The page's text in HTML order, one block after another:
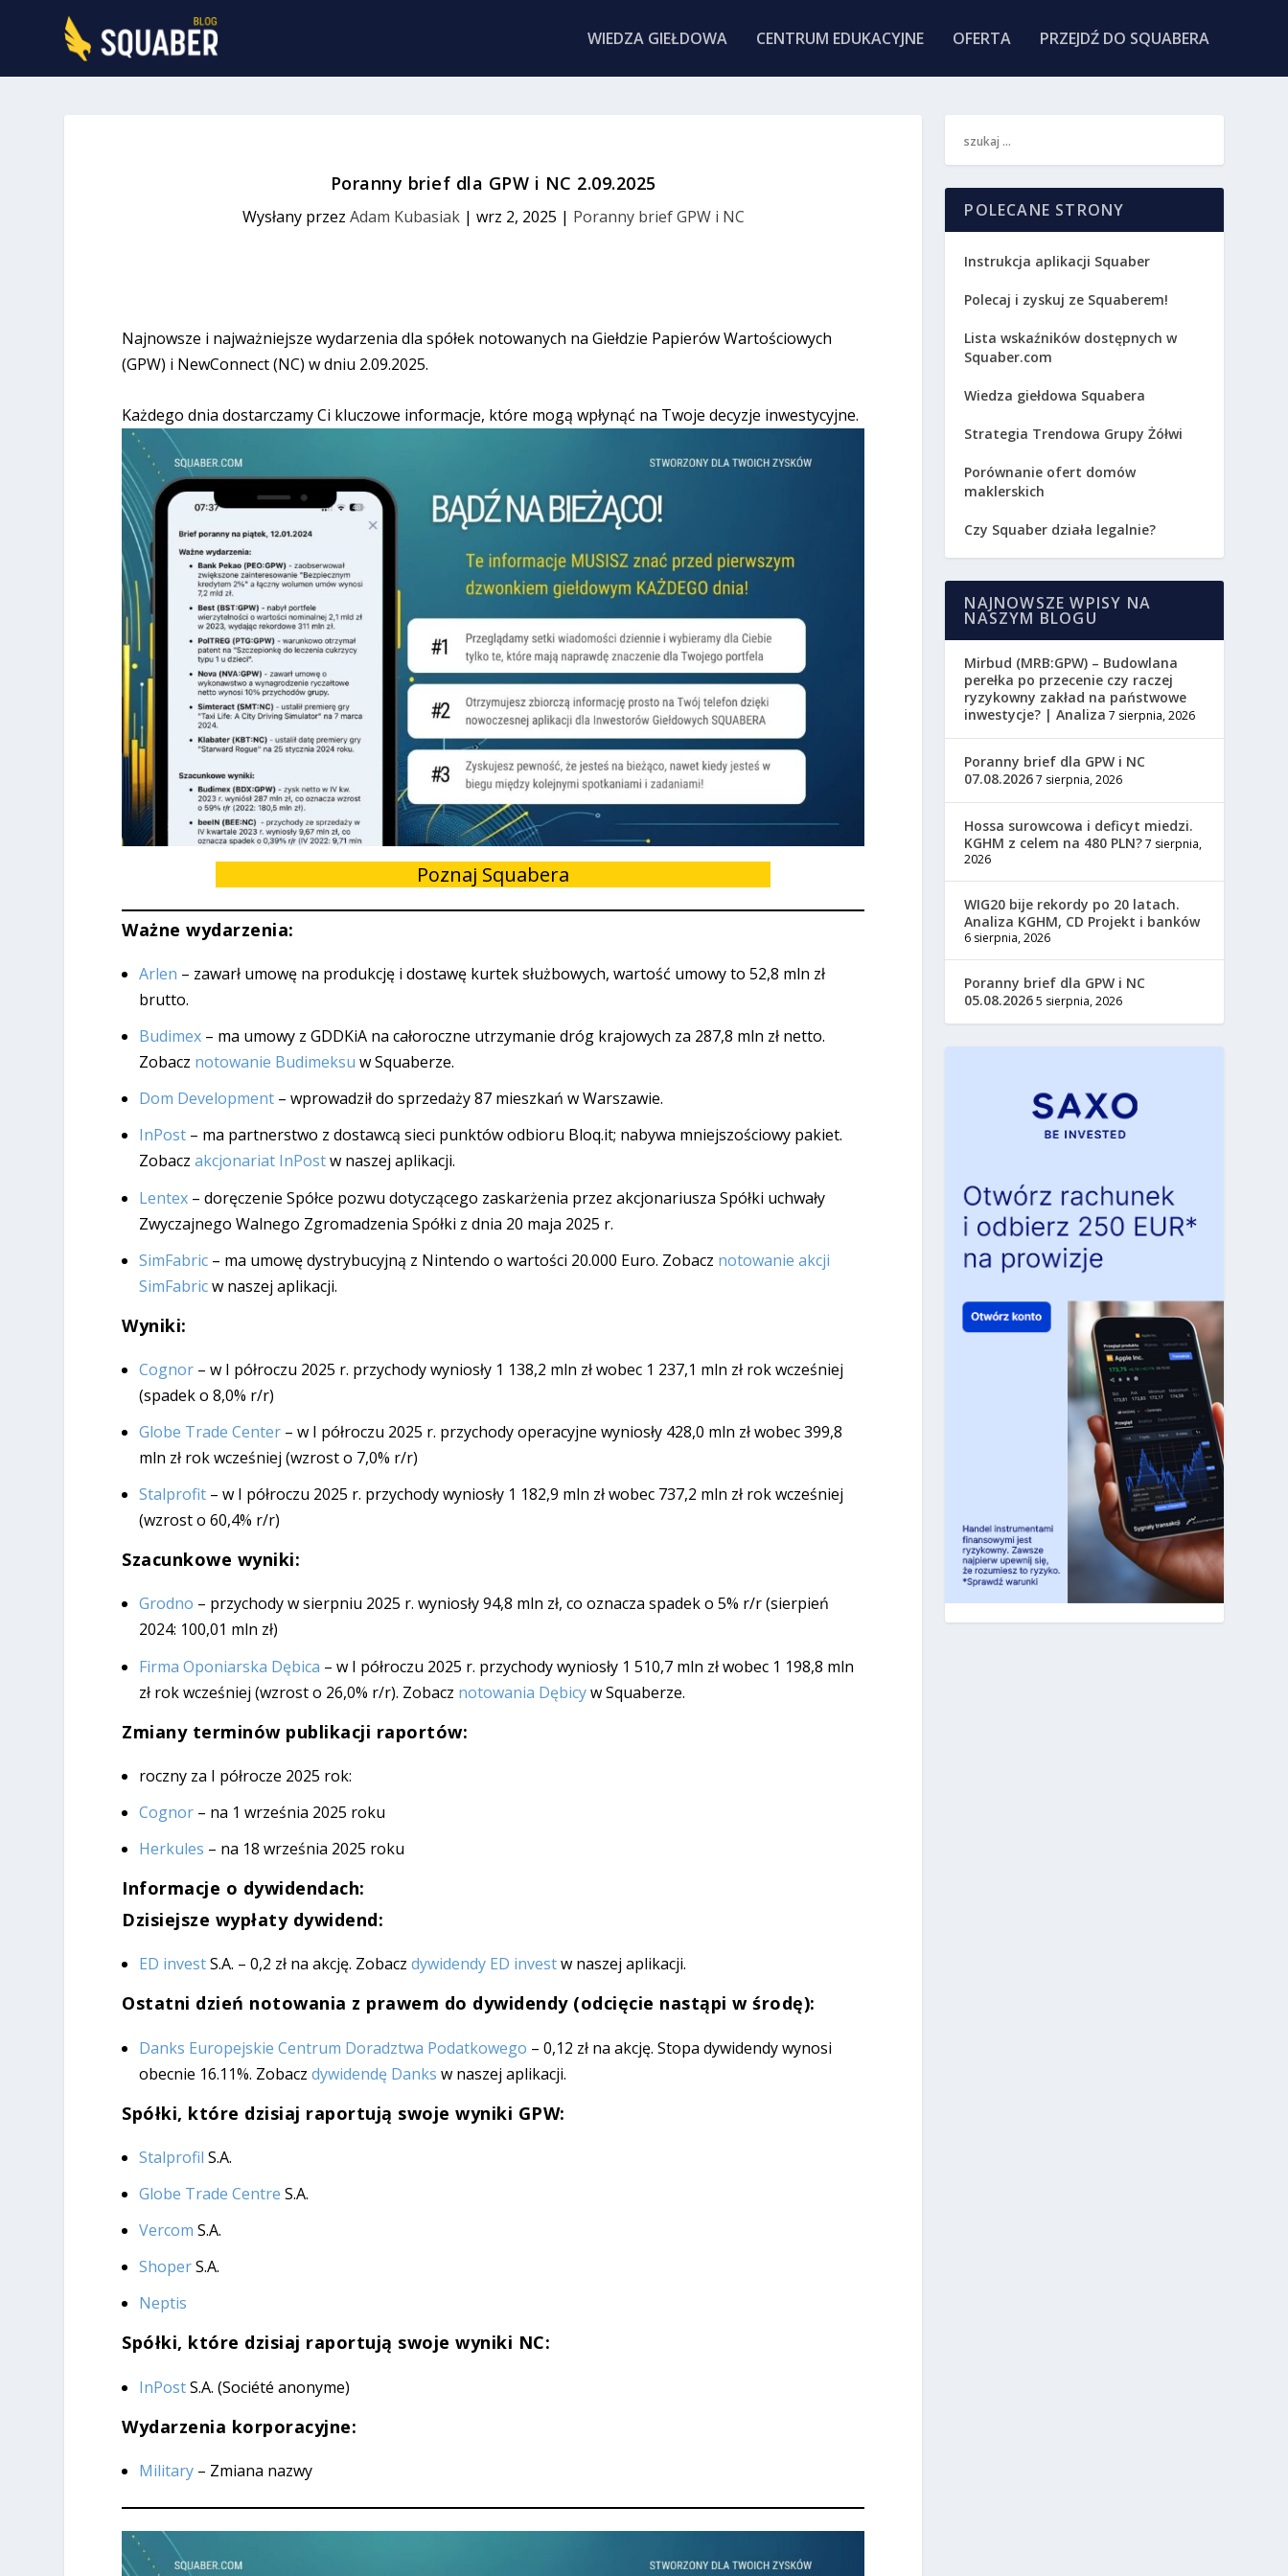
WIEDZA GIEŁDOWA CENTRUM EDUKACYJNE OFERTA PRZEJDŹ DO SQUABERA
Poranny brief dla GPW i NC 2.09.2025
Wysłany przez Adam Kubasiak| wrz 2, 2025 | Poranny brief GPW i NC
Najnowsze i najważniejsze wydarzenia dla spółek notowanych na Giełdzie Papierów Wartościowych
(GPW) i NewConnect (NC) w dniu 2.09.2025.
Każdego dnia dostarczamy Ci kluczowe informacje, które mogą wpłynąć na Twoje decyzje inwestycyjne.
Poznaj Squabera
Ważne wydarzenia:
Arlen – zawarł umowę na produkcję i dostawę kurtek służbowych, wartość umowy to 52,8 mln zł
brutto.
Budimex – ma umowy z GDDKiA na całoroczne utrzymanie dróg krajowych za 287,8 mln zł netto.
Zobacz notowanie Budimeksu w Squaberze.
Dom Development – wprowadził do sprzedaży 87 mieszkań w Warszawie.
InPost – ma partnerstwo z dostawcą sieci punktów odbioru Bloq.it; nabywa mniejszościowy pakiet.
Zobaczakcjonariat InPostw naszej aplikacji.
Lentex – doręczenie Spółce pozwu dotyczącego zaskarżenia przez akcjonariusza Spółki uchwały
Zwyczajnego Walnego Zgromadzenia Spółki z dnia 20 maja 2025 r.
SimFabric – ma umowę dystrybucyjną z Nintendo o wartości 20.000 Euro. Zobacz notowanie akcji
SimFabricw naszej aplikacji.
Wyniki:
Cognor – w I półroczu 2025 r. przychody wyniosły 1 138,2 mln zł wobec 1 237,1 mln zł rok wcześniej
(spadek o 8,0% r/r)
Globe Trade Center – w I półroczu 2025 r. przychody operacyjne wyniosły 428,0 mln zł wobec 399,8
mln zł rok wcześniej (wzrost o 7,0% r/r)
Stalprofit – w I półroczu 2025 r. przychody wyniosły 1 182,9 mln zł wobec 737,2 mln zł rok wcześniej
(wzrost o 60,4% r/r)
Szacunkowe wyniki:
Grodno – przychody w sierpniu 2025 r. wyniosły 94,8 mln zł, co oznacza spadek o 5% r/r (sierpień
2024: 100,01 mln zł)
Firma Oponiarska Dębica – w I półroczu 2025 r. przychody wyniosły 1 510,7 mln zł wobec 1 198,8 mln
zł rok wcześniej (wzrost o 26,0% r/r). Zobacz notowania Dębicyw Squaberze.
Zmiany terminów publikacji raportów:
roczny za I półrocze 2025 rok:
Cognor – na 1 września 2025 roku
Herkules – na 18 września 2025 roku
Informacje o dywidendach:
Dzisiejsze wypłaty dywidend:
ED investS.A. – 0,2 zł na akcję. Zobaczdywidendy ED investw naszej aplikacji.
Ostatni dzień notowania z prawem do dywidendy (odcięcie nastąpi w środę):
Danks Europejskie Centrum Doradztwa Podatkowego – 0,12 zł na akcję. Stopa dywidendy wynosi
obecnie 16.11%. Zobaczdywidendę Danks w naszej aplikacji.
Spółki, które dzisiaj raportują swoje wyniki GPW:
Stalprofil S.A.
Globe Trade Centre S.A.
Vercom S.A.
ShoperS.A.
Neptis
Spółki, które dzisiaj raportują swoje wyniki NC:
InPostS.A. (Société anonyme)
Wydarzenia korporacyjne:
Military – Zmiana nazwy
POLECANE STRONY
Instrukcja aplikacji Squaber
Polecaj i zyskuj ze Squaberem!
Lista wskaźników dostępnych w
Squaber.com
Wiedza giełdowa Squabera
Strategia Trendowa Grupy Żółwi
Porównanie ofert domów
maklerskich
Czy Squaber działa legalnie?
NAJNOWSZE WPISY NA
NASZYM BLOGU
Mirbud (MRB:GPW) – Budowlana
perełka po przecenie czy raczej
ryzykowny zakład na państwowe
inwestycje? | Analiza 7 sierpnia, 2026
Poranny brief dla GPW i NC
07.08.20267 sierpnia, 2026
Hossa surowcowa i deficyt miedzi.
KGHM z celem na 480 PLN?7 sierpnia,
2026
WIG20 bije rekordy po 20 latach.
Analiza KGHM, CD Projekt i banków
6 sierpnia, 2026
Poranny brief dla GPW i NC
05.08.20265 sierpnia, 2026